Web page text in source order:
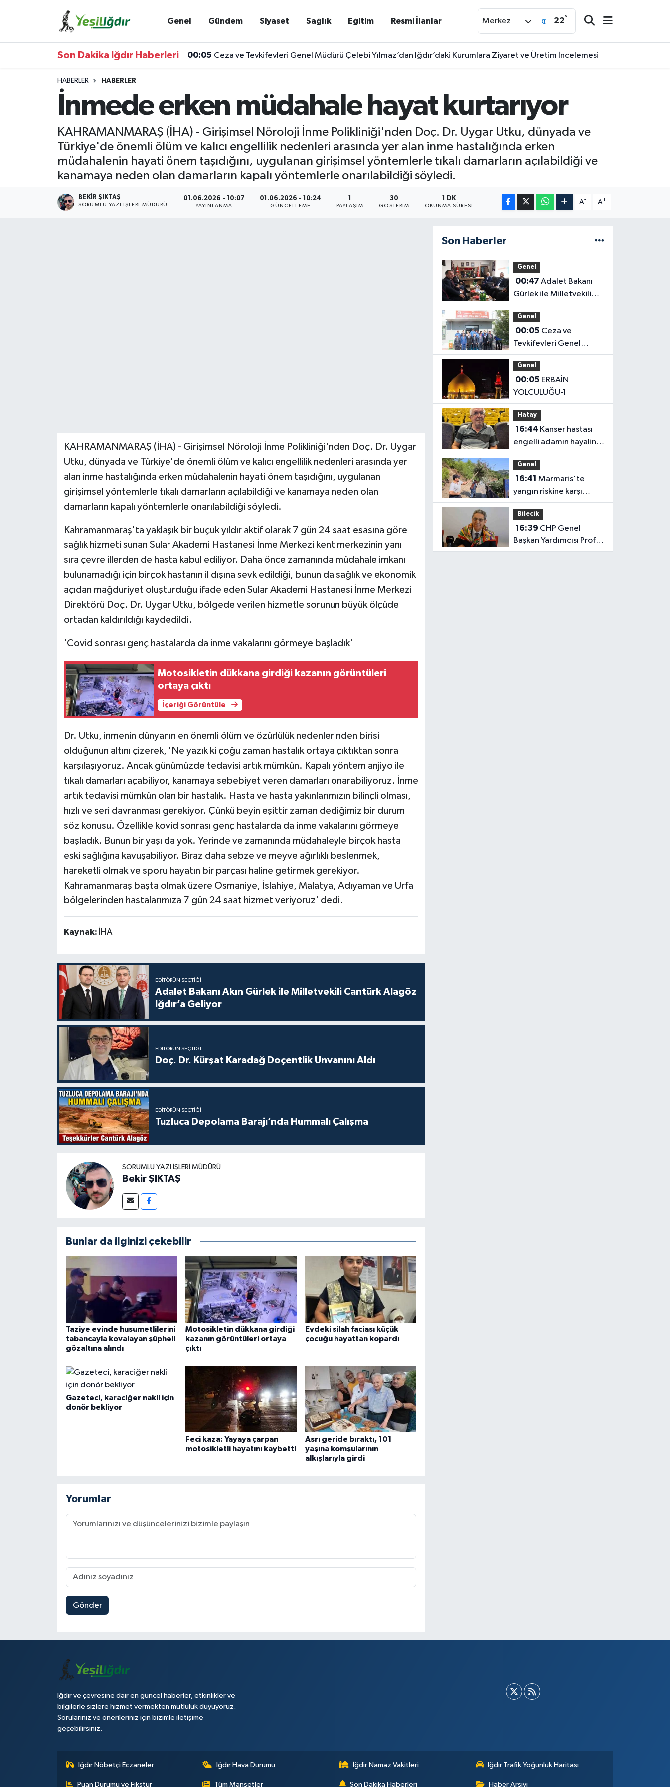
Genel Gündem Siyaset Sağlık Eğitim Resmi İlanlar Merkez 22°
Son Dakika Iğdır Haberleri 00:05 Ceza ve Tevkifevleri Genel Müdürü Çelebi Yılmaz’dan Iğdır’daki Kurumlara Ziyaret ve Üretim İncelemesi
HABERLER HABERLER
İnmede erken müdahale hayat kurtarıyor
KAHRAMANMARAŞ (İHA) - Girişimsel Nöroloji İnme Polikliniği'nden Doç. Dr. Uygar Utku, dünyada ve
Türkiye'de önemli ölüm ve kalıcı engellilik nedenleri arasında yer alan inme hastalığında erken
müdahalenin hayati önem taşıdığını, uygulanan girişimsel yöntemlerle tıkalı damarların açılabildiği ve
kanamaya neden olan damarların kapalı yöntemlerle onarılabildiği söyledi.
BEKIR ŞIKTAŞ
SORUMLU YAZI İŞLERI MÜDÜRÜ
01.06.2026 - 10:07
YAYINLANMA
01.06.2026 - 10:24
GÜNCELLEME PAYLAŞIM
30
GÖSTERIM
1 DK
OKUNMA SÜRESI
A- A+
KAHRAMANMARAŞ (İHA) - Girişimsel Nöroloji İnme Polikliniği'nden Doç. Dr. Uygar
Utku, dünyada ve Türkiye'de önemli ölüm ve kalıcı engellilik nedenleri arasında yer
alan inme hastalığında erken müdahalenin hayati önem taşıdığını, uygulanan
girişimsel yöntemlerle tıkalı damarların açılabildiği ve kanamaya neden olan
damarların kapalı yöntemlerle onarılabildiği söyledi.
Kahramanmaraş'ta yaklaşık bir buçuk yıldır aktif olarak 7 gün 24 saat esasına göre
sağlık hizmeti sunan Sular Akademi Hastanesi İnme Merkezi kent merkezinin yanı
sıra çevre illerden de hasta kabul ediliyor. Daha önce zamanında müdahale imkanı
bulunamadığı için birçok hastanın il dışına sevk edildiği, bunun da sağlık ve ekonomik
açıdan mağduriyet oluşturduğu ifade eden Sular Akademi Hastanesi İnme Merkezi
Direktörü Doç. Dr. Uygar Utku, bölgede verilen hizmetle sorunun büyük ölçüde
ortadan kaldırıldığı kaydedildi.
'Covid sonrası genç hastalarda da inme vakalarını görmeye başladık'
Motosikletin dükkana girdiği kazanın görüntüleri
ortaya çıktı
İçeriği Görüntüle
Dr. Utku, inmenin dünyanın en önemli ölüm ve özürlülük nedenlerinden birisi
olduğunun altını çizerek, 'Ne yazık ki çoğu zaman hastalık ortaya çıktıktan sonra
karşılaşıyoruz. Ancak günümüzde tedavisi artık mümkün. Kapalı yöntem anjiyo ile
tıkalı damarları açabiliyor, kanamaya sebebiyet veren damarları onarabiliyoruz. İnme
artık tedavisi mümkün olan bir hastalık. Hasta ve hasta yakınlarımızın bilinçli olması,
hızlı ve seri davranması gerekiyor. Çünkü beyin eşittir zaman dediğimiz bir durum
söz konusu. Özellikle kovid sonrası genç hastalarda da inme vakalarını görmeye
başladık. Bunun bir yaşı da yok. Yerinde ve zamanında müdahaleyle birçok hasta
eski sağlığına kavuşabiliyor. Biraz daha sebze ve meyve ağırlıklı beslenmek,
hareketli olmak ve sporu hayatın bir parçası haline getirmek gerekiyor.
Kahramanmaraş başta olmak üzere Osmaniye, İslahiye, Malatya, Adıyaman ve Urfa
bölgelerinden hastalarımıza 7 gün 24 saat hizmet veriyoruz' dedi.
Kaynak: İHA
EDITÖRÜN SEÇTIĞI
Adalet Bakanı Akın Gürlek ile Milletvekili Cantürk Alagöz
Iğdır’a Geliyor
EDITÖRÜN SEÇTIĞI
Doç. Dr. Kürşat Karadağ Doçentlik Unvanını Aldı
EDITÖRÜN SEÇTIĞI
Tuzluca Depolama Barajı’nda Hummalı Çalışma
SORUMLU YAZI İŞLERI MÜDÜRÜ
Bekir ŞIKTAŞ
Bunlar da ilginizi çekebilir
Taziye evinde husumetlilerini
tabancayla kovalayan şüpheli
gözaltına alındı
Motosikletin dükkana girdiği
kazanın görüntüleri ortaya
çıktı
Evdeki silah faciası küçük
çocuğu hayattan kopardı
Gazeteci, karaciğer nakli için
donör bekliyor
Feci kaza: Yayaya çarpan
motosikletli hayatını kaybetti
Asrı geride bıraktı, 101
yaşına komşularının
alkışlarıyla girdi
Yorumlar
Gönder
Son Haberler
Genel
00:47
Gürlek ile Milletvekili
Alagöz, MHP İl
Başkanlığını Ziyaret Etti
Genel
00:05
Tevkifevleri Genel
Müdürü Çelebi
Yılmaz’dan Iğdır’daki
Kurumlara Ziyaret ve
Üretim İncelemesi
Genel
00:05
YOLCULUĞU-1
Hatay
16:44
engelli adamın hayalini
bile kuramadığı evine
kavuşunca döktüğü
gözyaşı duygulandırdı
Genel
16:41
yangın riskine karşı
kapsamlı temizlik
Bilecik
16:39
Başkan Yardımcısı Prof.
Dr. Ali Rıza Erbay, 'CHP
Iğdır ve çevresine dair en güncel haberler, etkinlikler ve
bilgilerle sizlere hizmet vermekten mutluluk duyuyoruz.
Sorularınız ve önerileriniz için bizimle iletişime
geçebilirsiniz.
Iğdır Nöbetçi Eczaneler Iğdır Hava Durumu İğdir Namaz Vakitleri Iğdır Trafik Yoğunluk Haritası
Puan Durumu ve Fikstür Tüm Manşetler Son Dakika Haberleri Haber Arşivi
İğdir Namaz Vakitleri
Iğdır Trafik Yoğunluk Haritası
Süper Lig Puan Durumu ve Fikstür
Tüm Manşetler